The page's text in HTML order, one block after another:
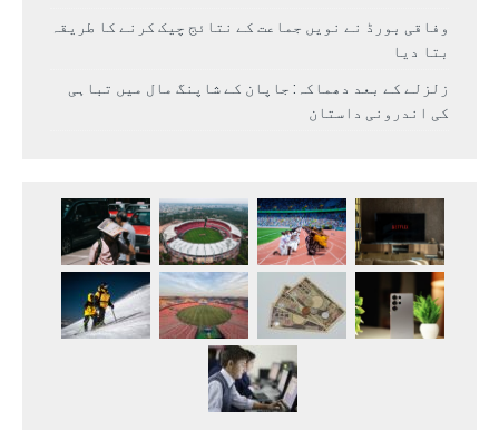
وفاقی بورڈ نے نویں جماعت کے نتائج چیک کرنے کا طریقہ
بتا دیا
زلزلے کے بعد دھماکہ: جاپان کے شاپنگ مال میں تباہی
کی اندرونی داستان